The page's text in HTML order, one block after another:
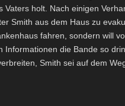
Vaters holt. Nach einigen
Smith aus dem Haus zu
fahren, sondern will
Informationen die Bande so
Smith sei auf dem